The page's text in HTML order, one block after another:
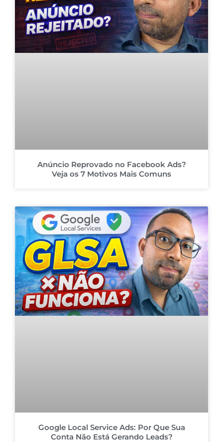
Anúncio Reprovado no Facebook Ads?
Veja os 7 Motivos Mais Comuns
Google Local Service Ads: Por Que Sua
Conta Não Está Gerando Leads?